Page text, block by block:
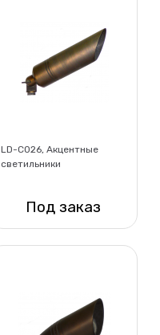
LD-C026, Акцентные
светильники
Под заказ
Нет в наличии